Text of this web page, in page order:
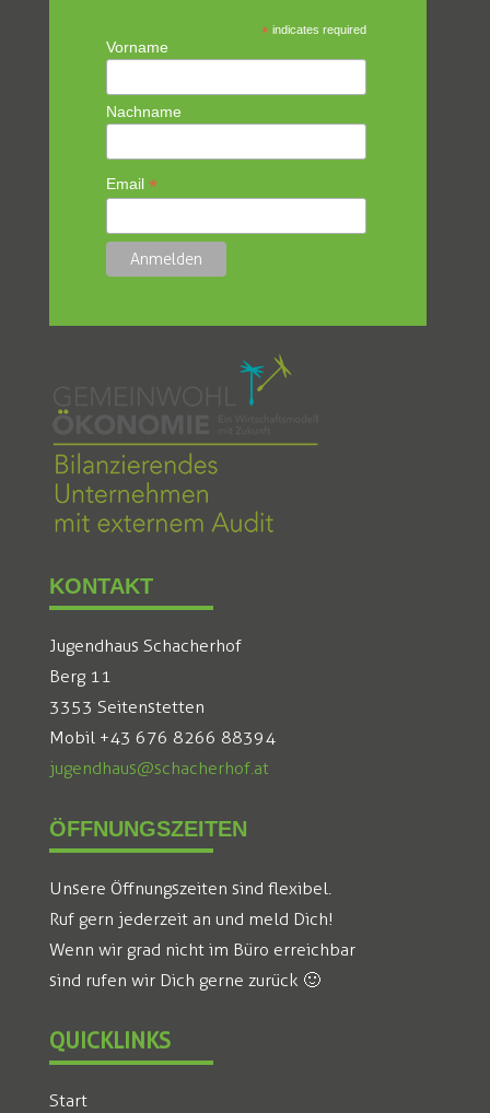
* indicates required
Vorname
Nachname
Email*
KONTAKT
Jugendhaus Schacherhof
Berg 11
3353 Seitenstetten
Mobil +43 676 8266 88394
jugendhaus@schacherhof.at
ÖFFNUNGSZEITEN
Unsere Öffnungszeiten sind flexibel.
Ruf gern jederzeit an und meld Dich!
Wenn wir grad nicht im Büro erreichbar
sind rufen wir Dich gerne zurück 🙂
QUICKLINKS
Start